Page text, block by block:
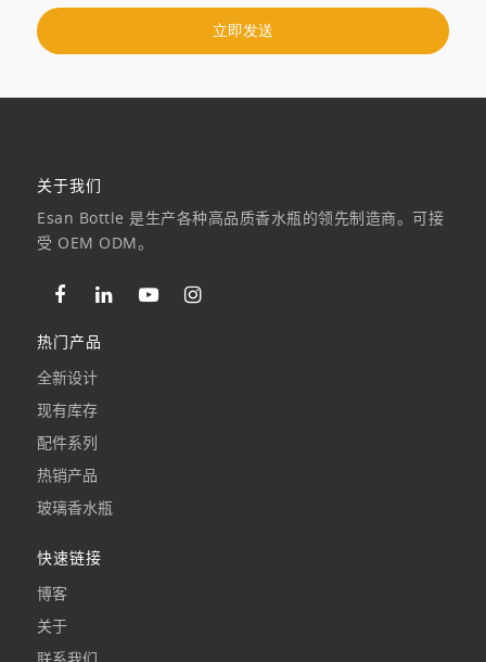
关于我们
Esan Bottle 是生产各种高品质香水瓶的领先制造商。可接
受 OEM ODM。
热门产品
全新设计
现有库存
配件系列
热销产品
玻璃香水瓶
快速链接
博客
关于